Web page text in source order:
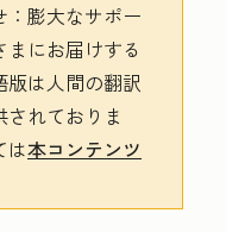
：膨大なサポー
まにお届けする
は人間の翻訳
れておりま
は本コンテンツ